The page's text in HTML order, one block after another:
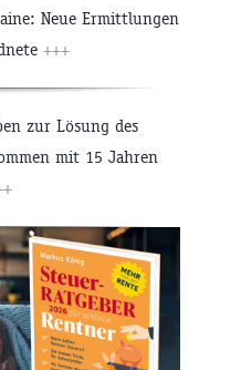
Neue Ermittlungen
+++
zur Lösung des
mit 15 Jahren